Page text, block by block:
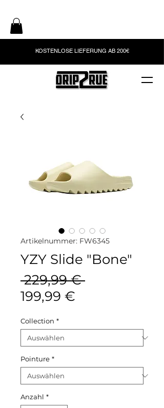
KOSTENLOSE LIEFERUNG AB 200€
Artikelnummer: FW6345
YZY Slide "Bone"
229,99 €
199,99 €
Collection *
Pointure *
Anzahl *